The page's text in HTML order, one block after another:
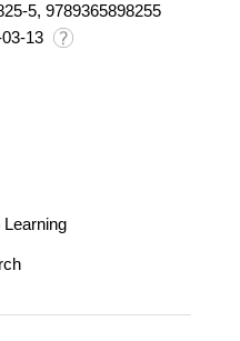
5, 9789365898255
13
Learning